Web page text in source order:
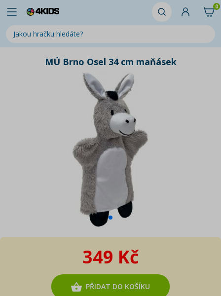
0
MÚ Brno Osel 34 cm maňásek
349 Kč
PŘIDAT DO KOŠÍKU